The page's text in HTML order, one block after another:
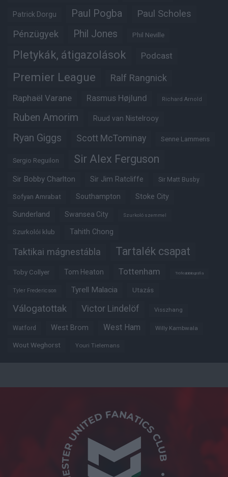
Patrick Dorgu Paul Pogba Paul Scholes
Pénzügyek Phil Jones Phil Neville
Pletykák, átigazolások Podcast
Premier League Ralf Rangnick
Raphaël Varane Rasmus Højlund Richard Arnold
Ruben Amorim Ruud van Nistelrooy
Ryan Giggs Scott McTominay Senne Lammens
Sergio Reguilon Sir Alex Ferguson
Sir Bobby Charlton Sir Jim Ratcliffe Sir Matt Busby
Sofyan Amrabat Southampton Stoke City
Sunderland Swansea City Szurkoló szemmel
Szurkolói klub Tahith Chong
Taktikai mágnestábla Tartalék csapat
Toby Collyer Tom Heaton Tottenham Trófeabibliográfia
Tyler Fredericson Tyrell Malacia Utazás
Válogatottak Victor Lindelöf Visszhang
Watford West Brom West Ham Willy Kambwala
Wout Weghorst Youri Tielemans